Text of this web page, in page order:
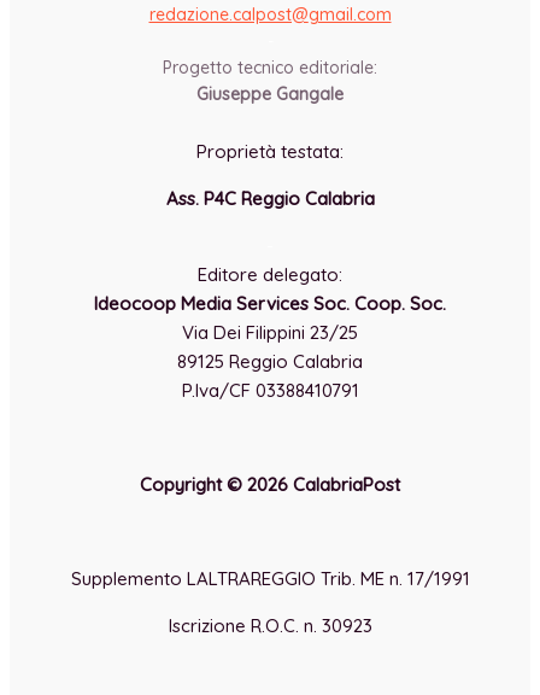
redazione.calpost@gmail.com
Progetto tecnico editoriale:
Giuseppe Gangale
Proprietà testata:
Ass. P4C Reggio Calabria
Editore delegato:
Ideocoop Media Services Soc. Coop. Soc.
Via Dei Filippini 23/25
89125 Reggio Calabria
P.Iva/CF 03388410791
Copyright © 2026 CalabriaPost
Supplemento LALTRAREGGIO Trib. ME n. 17/1991
Iscrizione R.O.C. n. 30923